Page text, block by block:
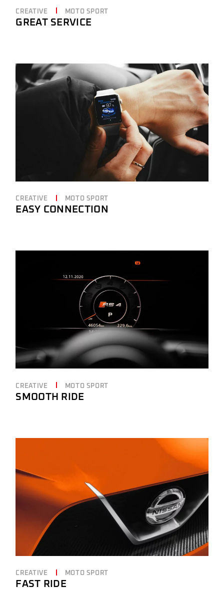
CREATIVE MOTO SPORT
GREAT SERVICE
CREATIVE MOTO SPORT
EASY CONNECTION
CREATIVE MOTO SPORT
SMOOTH RIDE
CREATIVE MOTO SPORT
FAST RIDE